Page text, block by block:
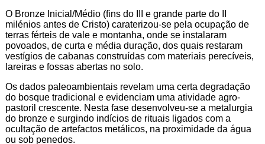
O Bronze Inicial/Médio (fins do III e grande parte do II
milénios antes de Cristo) caraterizou-se pela ocupação de
terras férteis de vale e montanha, onde se instalaram
povoados, de curta e média duração, dos quais restaram
vestígios de cabanas construídas com materiais perecíveis,
lareiras e fossas abertas no solo.
Os dados paleoambientais revelam uma certa degradação
do bosque tradicional e evidenciam uma atividade agro-
pastoril crescente. Nesta fase desenvolveu-se a metalurgia
do bronze e surgindo indícios de rituais ligados com a
ocultação de artefactos metálicos, na proximidade da água
ou sob penedos.